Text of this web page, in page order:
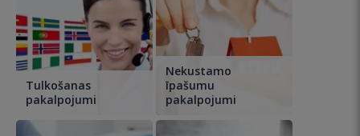
Tulkošanas
pakalpojumi
Nekustamo
īpašumu
pakalpojumi